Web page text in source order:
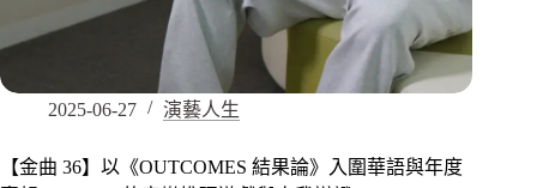
2025-06-27 演藝人生
【金曲 36】以《OUTCOMES 結果論》入圍華語與年度